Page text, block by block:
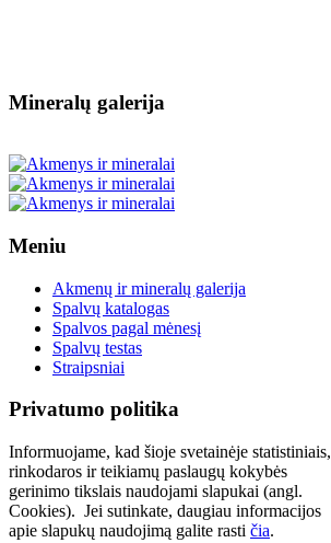
Mineralų galerija
Meniu
Akmenų ir mineralų galerija
Spalvų katalogas
Spalvos pagal mėnesį
Spalvų testas
Straipsniai
Privatumo politika
Informuojame, kad šioje svetainėje statistiniais,
rinkodaros ir teikiamų paslaugų kokybės
gerinimo tikslais naudojami slapukai (angl.
Cookies). Jei sutinkate, daugiau informacijos
apie slapukų naudojimą galite rasti čia.